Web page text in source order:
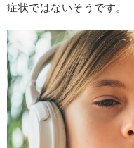
症状ではないそうです。